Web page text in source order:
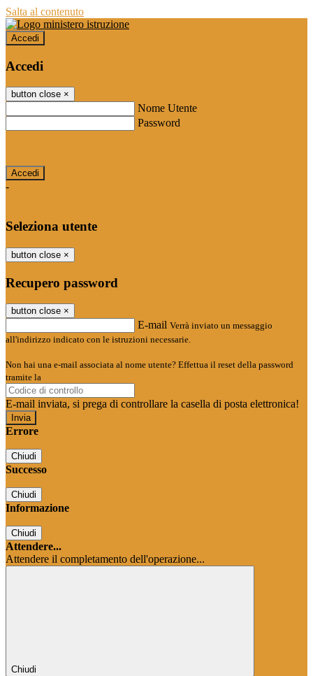
Salta al contenuto
Accedi
Accedi
button close ×
Nome Utente
Password
-
Seleziona utente
button close ×
Recupero password
button close ×
E-mail Verrà inviato un messaggio
all'indirizzo indicato con le istruzioni necessarie.
Non hai una e-mail associata al nome utente? Effettua il reset della password
tramite la
E-mail inviata, si prega di controllare la casella di posta elettronica!
Errore
Chiudi
Successo
Chiudi
Informazione
Chiudi
Attendere...
Attendere il completamento dell'operazione...
Chiudi